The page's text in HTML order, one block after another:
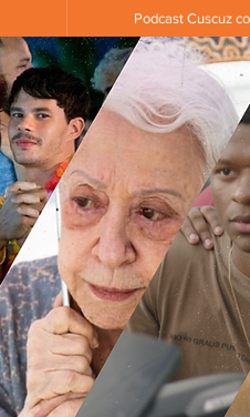
Podcast Cuscuz